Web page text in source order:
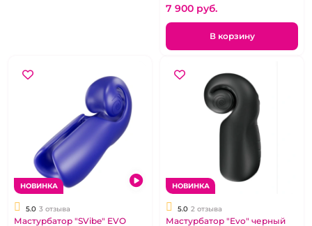
7 900 pуб.
В корзину
НОВИНКА
5.0 3 отзыва
Мастурбатор "SVibe" EVO
НОВИНКА
5.0 2 отзыва
Мастурбатор "Evo" черный